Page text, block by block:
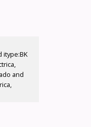
itype:BK
and